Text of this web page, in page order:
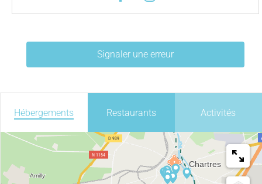
Signaler une erreur
Hébergements Restaurants Activités